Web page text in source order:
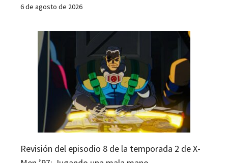
6 de agosto de 2026
Revisión del episodio 8 de la temporada 2 de X-